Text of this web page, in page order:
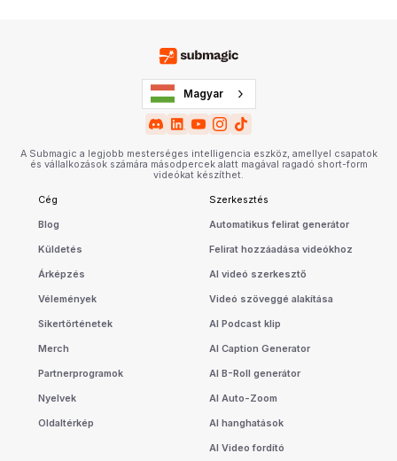
Magyar
A Submagic a legjobb mesterséges intelligencia eszköz, amellyel csapatok
és vállalkozások számára másodpercek alatt magával ragadó short-form
videókat készíthet.
Cég
Blog
Küldetés
Árképzés
Vélemények
Sikertörténetek
Merch
Partnerprogramok
Nyelvek
Oldaltérkép
Szerkesztés
Automatikus felirat generátor
Felirat hozzáadása videókhoz
AI videó szerkesztő
Videó szöveggé alakítása
AI Podcast klip
AI Caption Generator
AI B-Roll generátor
AI Auto-Zoom
AI hanghatások
AI Video fordító